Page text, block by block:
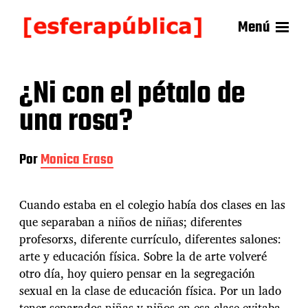
Menú
¿Ni con el pétalo de
una rosa?
PorMonica Eraso
Cuando estaba en el colegio había dos clases en las
que separaban a niños de niñas; diferentes
profesorxs, diferente currículo, diferentes salones:
arte y educación física. Sobre la de arte volveré
otro día, hoy quiero pensar en la segregación
sexual en la clase de educación física. Por un lado